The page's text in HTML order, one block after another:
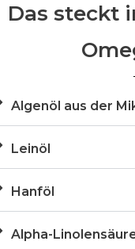
Das steckt
Algenöl aus der
Leinöl
Hanföl
Alpha-